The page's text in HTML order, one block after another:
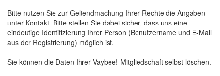
Bitte nutzen Sie zur Geltendmachung Ihrer Rechte die Angaben
unter Kontakt. Bitte stellen Sie dabei sicher, dass uns eine
eindeutige Identifizierung Ihrer Person (Benutzername und E-Mail
aus der Registrierung) möglich ist.
Sie können die Daten Ihrer Vaybee!-Mitgliedschaft selbst löschen.